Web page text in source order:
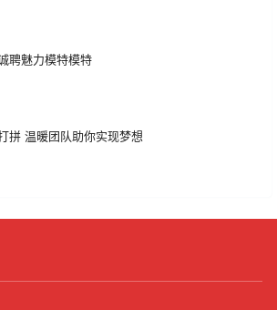
聘魅力模特模特
拼 温暖团队助你实现梦想